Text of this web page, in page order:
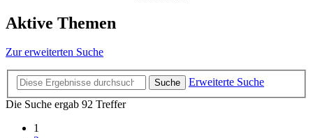
Aktive Themen
Zur erweiterten Suche
Suche
Erweiterte Suche
Die Suche ergab 92 Treffer
1